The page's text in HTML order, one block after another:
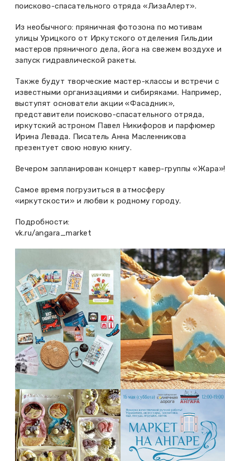
поисково-спасательного отряда «ЛизаАлерт».
Из необычного: пряничная фотозона по мотивам
улицы Урицкого от Иркутского отделения Гильдии
мастеров пряничного дела, йога на свежем воздухе и
запуск гидравлической ракеты.
Также будут творческие мастер-классы и встречи с
известными организациями и сибиряками. Например,
выступят основатели акции «Фасадник»,
представители поисково-спасательного отряда,
иркутский астроном Павел Никифоров и парфюмер
Ирина Левада. Писатель Анна Масленникова
презентует свою новую книгу.
Вечером запланирован концерт кавер-группы «Жара»!
Самое время погрузиться в атмосферу
«иркутскости» и любви к родному городу.
Подробности:
vk.ru/angara_market